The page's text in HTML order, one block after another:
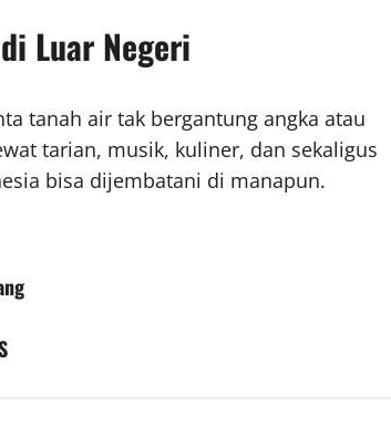
Luar Negeri
tanah air tak bergantung angka atau
tarian, musik, kuliner, dan sekaligus
bisa dijembatani di manapun.